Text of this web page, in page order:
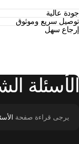
عالية
سريع وموثوق
سهل
يرجى قراءة صفحة